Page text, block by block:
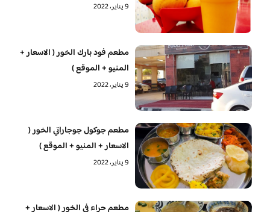
9 يناير، 2022
مطعم فود بارك الخور ( الاسعار +
المنيو + الموقع )
9 يناير، 2022
مطعم جوكول جوجاراتي الخور (
الاسعار + المنيو + الموقع )
9 يناير، 2022
مطعم حراء في الخور ( الاسعار +